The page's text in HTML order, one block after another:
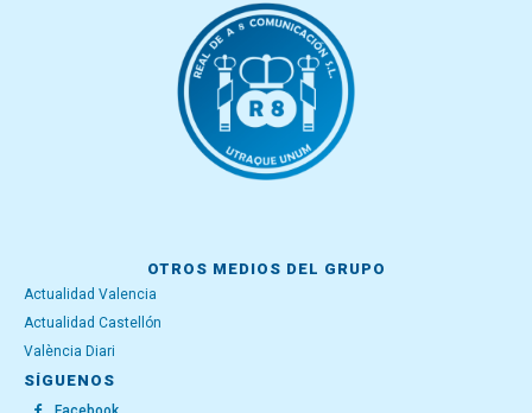
OTROS MEDIOS DEL GRUPO
Actualidad Valencia
Actualidad Castellón
València Diari
SÍGUENOS